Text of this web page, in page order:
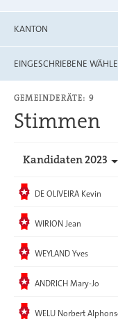
KANTON
EINGESCHRIEBENE
GEMEINDERÄTE: 9
Stimmen
Kandidaten 2023
Gewählt
DE OLIVEIRA Kevin
Gewählt
WIRION Jean
Gewählt
WEYLAND Yves
Gewählt
ANDRICH Mary-Jo
Gewählt
WELU Norbert